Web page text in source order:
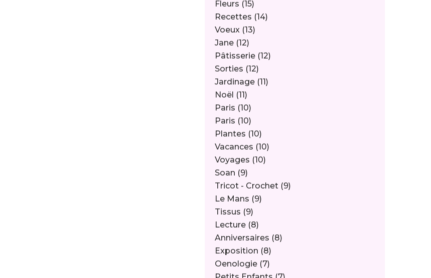
Fleurs (15)
Recettes (14)
Voeux (13)
Jane (12)
Pâtisserie (12)
Sorties (12)
Jardinage (11)
Noël (11)
Paris (10)
Paris (10)
Plantes (10)
Vacances (10)
Voyages (10)
Soan (9)
Tricot - Crochet (9)
Le Mans (9)
Tissus (9)
Lecture (8)
Anniversaires (8)
Exposition (8)
Oenologie (7)